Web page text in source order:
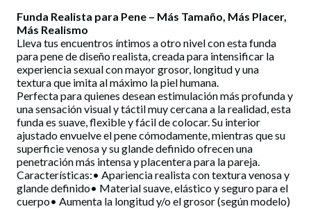
Funda Realista para Pene – Más Tamaño, Más Placer,
Más Realismo
Lleva tus encuentros íntimos a otro nivel con esta funda
para pene de diseño realista, creada para intensificar la
experiencia sexual con mayor grosor, longitud y una
textura que imita al máximo la piel humana.
Perfecta para quienes desean estimulación más profunda y
una sensación visual y táctil muy cercana a la realidad, esta
funda es suave, flexible y fácil de colocar. Su interior
ajustado envuelve el pene cómodamente, mientras que su
superficie venosa y su glande definido ofrecen una
penetración más intensa y placentera para la pareja.
Características:• Apariencia realista con textura venosa y
glande definido• Material suave, elástico y seguro para el
cuerpo• Aumenta la longitud y/o el grosor (según modelo)